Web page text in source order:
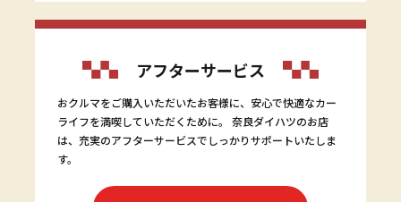
アフターサービス
おクルマをご購入いただいたお客様に、安心で快適なカー
ライフを満喫していただくために。 奈良ダイハツのお店
は、充実のアフターサービスでしっかりサポートいたしま
す。